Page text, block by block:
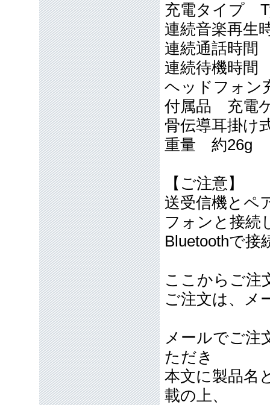
充電タイプ
連続音楽再生
連続通話時間
連続待機時間
ヘッドフォン
付属品 充電
骨伝導耳掛け
重量 約26g
【ご注意】
送受信機とペ
フォンと接続
Bluetoothで接
ここからご注
ご注文は、メ
メールでご注
ただき
本文に製品名
載の上、